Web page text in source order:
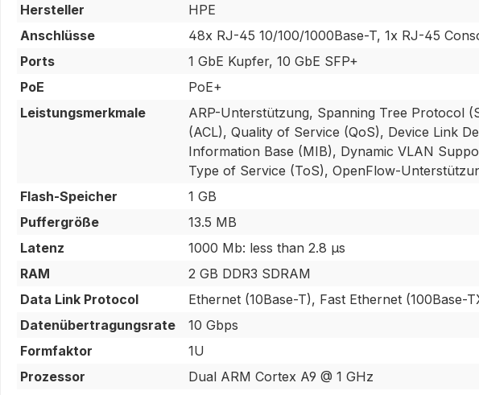
Hersteller
HPE
Anschlüsse
48x RJ-45 10/100/1000Base-T, 1x RJ-45
Ports
1 GbE Kupfer, 10 GbE SFP+
PoE
PoE+
Leistungsmerkmale
ARP-Unterstützung, Spanning Tree Protocol
(ACL), Quality of Service (QoS), Device Link
Information Base (MIB), Dynamic VLAN
Type of Service (ToS), OpenFlow-
Flash-Speicher
1 GB
Puffergröße
13.5 MB
Latenz
1000 Mb: less than 2.8 μs
RAM
2 GB DDR3 SDRAM
Data Link Protocol
Ethernet (10Base-T), Fast Ethernet (100Base-
Datenübertragungsrate
10 Gbps
Formfaktor
1U
Prozessor
Dual ARM Cortex A9 @ 1 GHz